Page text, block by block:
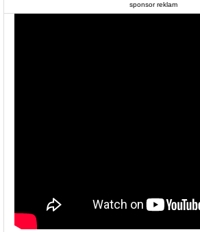
sponsor reklam